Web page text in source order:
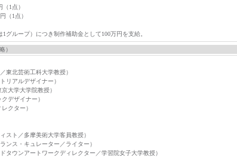
1点）
（1点）
グループ）につき制作補助金として100万円を支給。
）
東北芸術工科大学教授）
リアルデザイナー）
大学大学院教授）
デザイナー）
クター）
スト／多摩美術大学客員教授）
ンス・キュレーター／ライター）
タウンアートワークディレクター／学習院女子大学教授）